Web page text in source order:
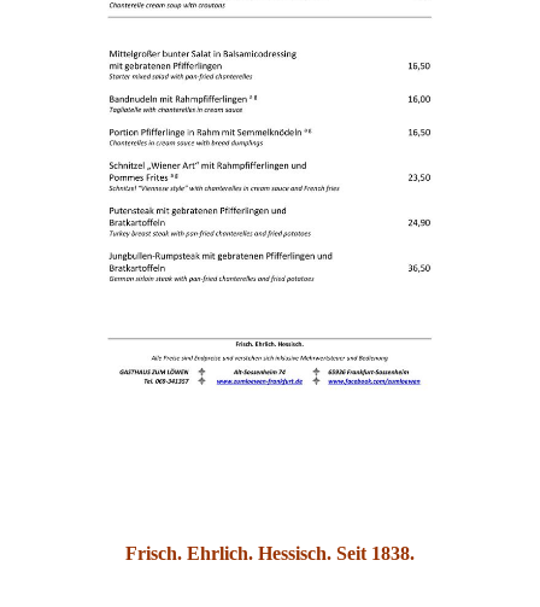
Frisch. Ehrlich. Hessisch. Seit 1838.